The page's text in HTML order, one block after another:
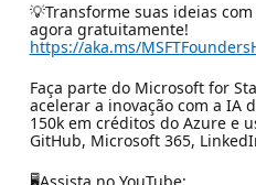
💡Transforme suas ideias
agora gratuitamente!
https://aka.ms/
Faça parte do Microsoft for
acelerar a inovação com a IA
150k em créditos do Azure e
GitHub, Microsoft 365,
🖥Assista no YouTube: